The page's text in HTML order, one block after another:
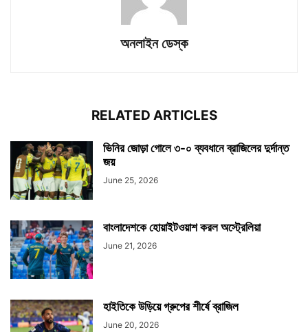
অনলাইন ডেস্ক
RELATED ARTICLES
ভিনির জোড়া গোলে ৩-০ ব্যবধানে ব্রাজিলের দুর্দান্ত
জয়
June 25, 2026
বাংলাদেশকে হোয়াইটওয়াশ করল অস্ট্রেলিয়া
June 21, 2026
হাইতিকে উড়িয়ে গ্রুপের শীর্ষে ব্রাজিল
June 20, 2026